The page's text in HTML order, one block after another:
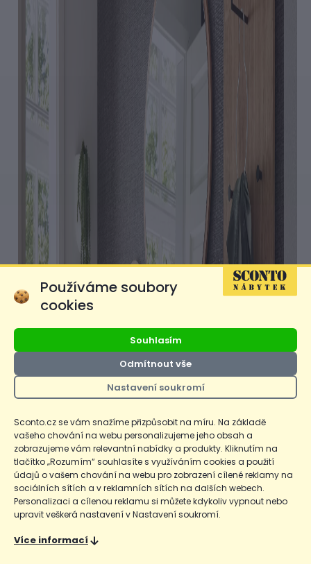
Používáme soubory
cookies
Souhlasím
Odmítnout vše
Nastavení soukromí
Sconto.cz se vám snažíme přizpůsobit na míru. Na základě
vašeho chování na webu personalizujeme jeho obsah a
zobrazujeme vám relevantní nabídky a produkty. Kliknutím na
tlačítko „Rozumím“ souhlasíte s využíváním cookies a použití
údajů o vašem chování na webu pro zobrazení cílené reklamy na
sociálních sítích a v reklamních sítích na dalších webech.
Personalizaci a cílenou reklamu si můžete kdykoliv vypnout nebo
upravit veškerá nastavení v Nastavení soukromí.
Více informací